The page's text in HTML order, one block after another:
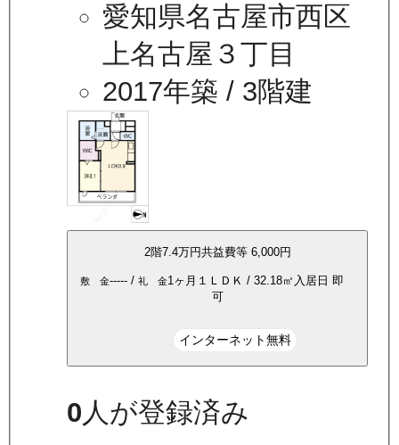
愛知県名古屋市西区
上名古屋３丁目
2017年築 / 3階建
2階7.4万円共益費等 6,000円
敷 金-----/ 礼 金1ヶ月 １ＬＤＫ / 32.18㎡ 入居日 即
可
インターネット無料
0人が登録済み